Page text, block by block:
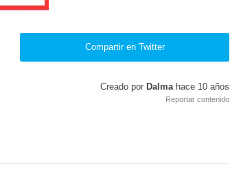
Compartir en Twitter
Creado por Dalmahace 10 años
Reportar contenido